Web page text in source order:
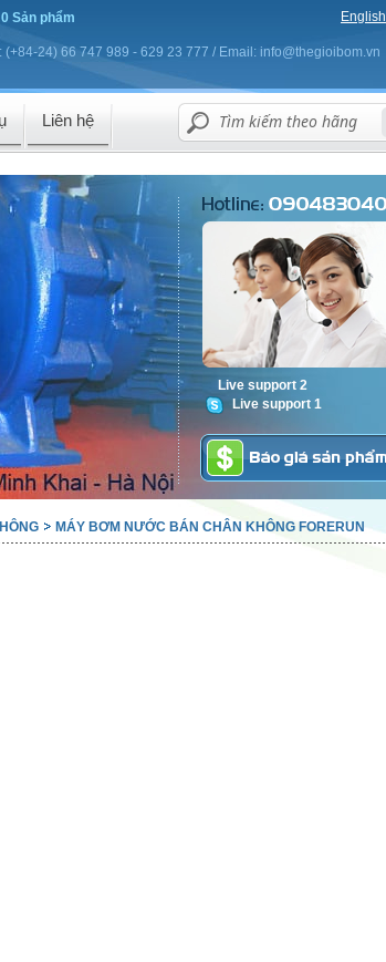
0 Sản phẩm English
(+84-24) 66 747 989 - 629 23 777 / Email: info@thegioibom.vn
Liên hệ
Live support 2
Live support 1
MÁY BƠM NƯỚC BÁN CHÂN KHÔNG FORERUN